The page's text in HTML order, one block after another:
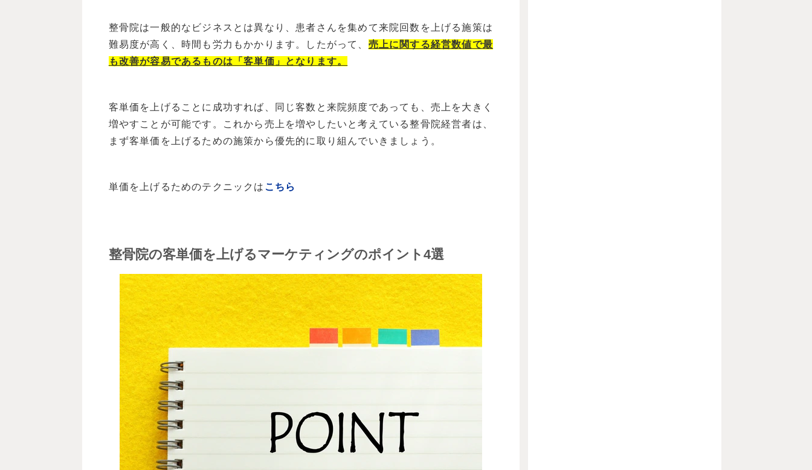
整骨院は一般的なビジネスとは異なり、患者さんを集めて来院回数を上げる施策は
難易度が高く、時間も労力もかかります。したがって、 売上に関する経営数値で最
も改善が容易であるものは「客単価」となります。
客単価を上げることに成功すれば、同じ客数と来院頻度であっても、売上を大きく
増やすことが可能です。これから売上を増やしたいと考えている整骨院経営者は、
まず客単価を上げるための施策から優先的に取り組んでいきましょう。
単価を上げるためのテクニックは こちら
整骨院の客単価を上げるマーケティングのポイント4選